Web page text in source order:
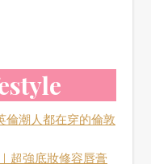
倫潮人都在穿的倫敦
超強底妝修容唇膏